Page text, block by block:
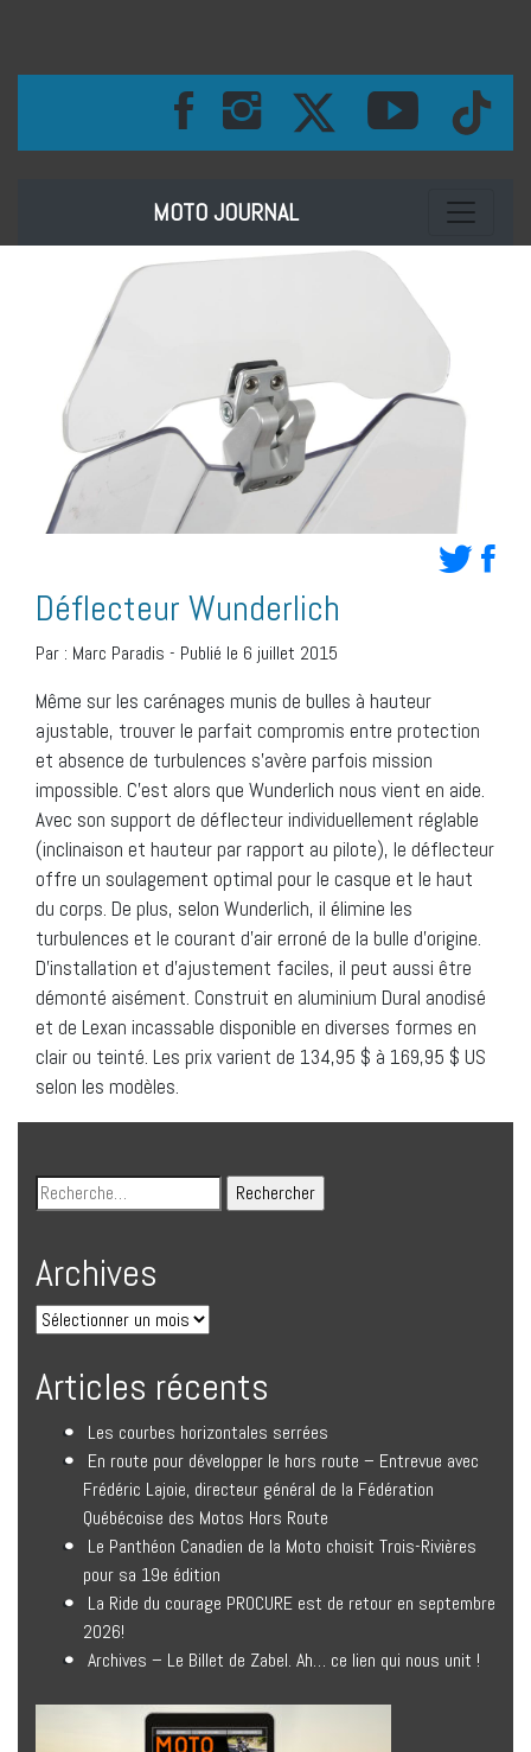
MOTO JOURNAL Toggle
Déflecteur Wunderlich
Par : Marc Paradis - Publié le 6 juillet 2015
Même sur les carénages munis de bulles à hauteur
ajustable, trouver le parfait compromis entre protection
et absence de turbulences s’avère parfois mission
impossible. C’est alors que Wunderlich nous vient en aide.
Avec son support de déflecteur individuellement réglable
(inclinaison et hauteur par rapport au pilote), le déflecteur
offre un soulagement optimal pour le casque et le haut
du corps. De plus, selon Wunderlich, il élimine les
turbulences et le courant d’air erroné de la bulle d’origine.
D’installation et d’ajustement faciles, il peut aussi être
démonté aisément. Construit en aluminium Dural anodisé
et de Lexan incassable disponible en diverses formes en
clair ou teinté. Les prix varient de 134,95 $ à 169,95 $ US
selon les modèles.
Archives
Articles récents
Les courbes horizontales serrées
En route pour développer le hors route – Entrevue avec
Frédéric Lajoie, directeur général de la Fédération
Québécoise des Motos Hors Route
Le Panthéon Canadien de la Moto choisit Trois-Rivières
pour sa 19e édition
La Ride du courage PROCURE est de retour en septembre
2026!
Archives – Le Billet de Zabel. Ah… ce lien qui nous unit !